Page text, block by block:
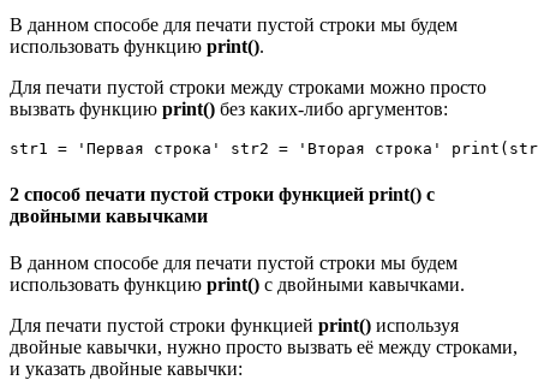
В данном способе для печати пустой строки мы будем
использовать функцию print().
Для печати пустой строки между строками можно просто
вызвать функцию print() без каких-либо аргументов:
str1 = 'Первая строка' str2 = 'Вторая строка'
2 способ печати пустой строки функцией print() с
двойными кавычками
В данном способе для печати пустой строки мы будем
использовать функцию print() c двойными кавычками.
Для печати пустой строки функцией print() используя
двойные кавычки, нужно просто вызвать её между строками,
и указать двойные кавычки: